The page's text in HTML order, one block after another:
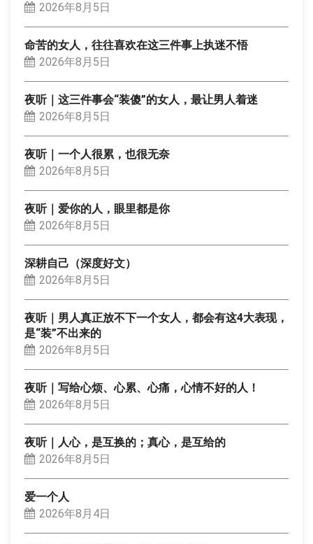
2026年8月5日
命苦的女人，往往喜欢在这三件事上执迷不悟
2026年8月5日
夜听｜这三件事会“装傻”的女人，最让男人着迷
2026年8月5日
夜听｜一个人很累，也很无奈
2026年8月5日
夜听｜爱你的人，眼里都是你
2026年8月5日
深耕自己（深度好文）
2026年8月5日
夜听｜男人真正放不下一个女人，都会有这4大表现，
是“装”不出来的
2026年8月5日
夜听｜写给心烦、心累、心痛，心情不好的人！
2026年8月5日
夜听｜人心，是互换的；真心，是互给的
2026年8月5日
爱一个人
2026年8月4日